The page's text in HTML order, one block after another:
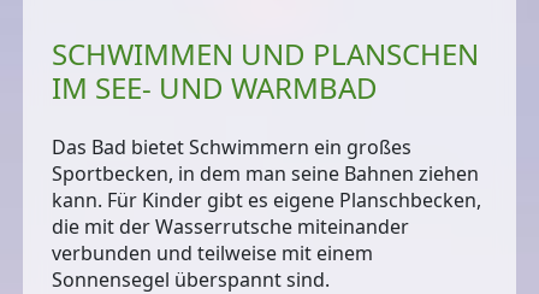
SCHWIMMEN UND PLANSCHEN
IM SEE- UND WARMBAD
Das Bad bietet Schwimmern ein großes
Sportbecken, in dem man seine Bahnen ziehen
kann. Für Kinder gibt es eigene Planschbecken,
die mit derWasserrutsche miteinander
verbunden und teilweise mit einem
Sonnensegel überspannt sind.